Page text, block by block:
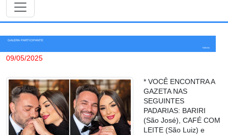
GALERA PARTICIPANTE
Notícias
09/05/2025
* VOCÊ ENCONTRA A
GAZETA NAS
SEGUINTES
PADARIAS: BARIRI
(São José), CAFÉ COM
LEITE (São Luiz) e